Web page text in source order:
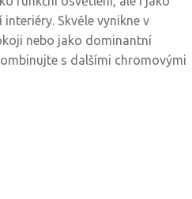
Skvěle vynikne v
nebo jako dominantní
s dalšími chromovými